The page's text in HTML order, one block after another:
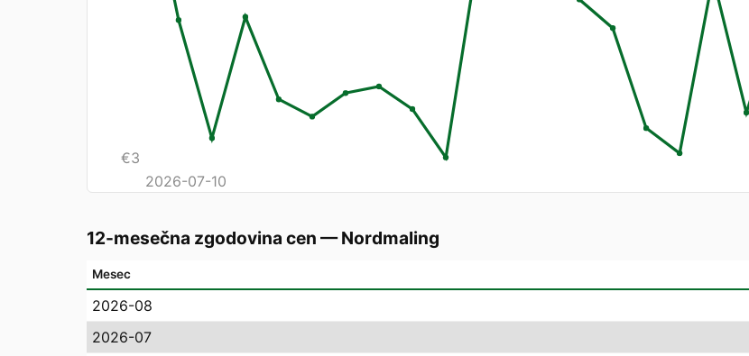
€3
2026-07-10
12-mesečna zgodovina cen —Nordmaling
Mesec
2026-08
2026-07